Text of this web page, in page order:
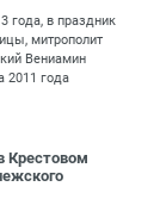
года, в праздник
митрополит
Вениамин
2011 года
Крестовом